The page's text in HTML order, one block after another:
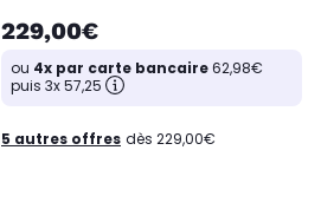
229,00€
ou 4x par carte bancaire62,98€
puis 3x 57,25
5 autres offres dès 229,00€